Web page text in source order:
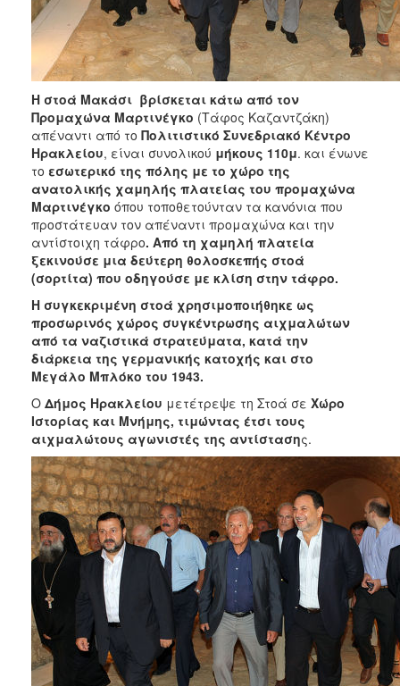
Η στοά Μακάσι βρίσκεται κάτω από τον
Προμαχώνα Μαρτινέγκο (Τάφος Καζαντζάκη)
απέναντι από το Πολιτιστικό Συνεδριακό Κέντρο
Ηρακλείου, είναι συνολικού μήκους 110μ. και ένωνε
το εσωτερικό της πόλης με το χώρο της
ανατολικής χαμηλής πλατείας του προμαχώνα
Μαρτινέγκο όπου τοποθετούνταν τα κανόνια που
προστάτευαν τον απέναντι προμαχώνα και την
αντίστοιχη τάφρο. Από τη χαμηλή πλατεία
ξεκινούσε μια δεύτερη θολοσκεπής στοά
(σορτίτα) που οδηγούσε με κλίση στην τάφρο.
Η συγκεκριμένη στοά χρησιμοποιήθηκε ως
προσωρινός χώρος συγκέντρωσης αιχμαλώτων
από τα ναζιστικά στρατεύματα, κατά την
διάρκεια της γερμανικής κατοχής και στο
Μεγάλο Μπλόκο του 1943.
Ο Δήμος Ηρακλείου μετέτρεψε τη Στοά σε Χώρο
Ιστορίας και Μνήμης, τιμώντας έτσι τους
αιχμαλώτους αγωνιστές της αντίστασης.